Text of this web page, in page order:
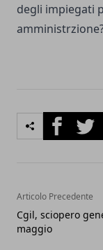
degli impiegati
Facebook
Articolo Precedente
Cgil, sciopero
maggio